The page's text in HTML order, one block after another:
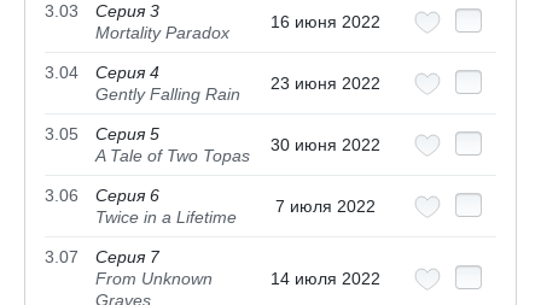
3.03
Серия 3
Mortality Paradox
16 июня 2022
3.04
Серия 4
Gently Falling Rain
23 июня 2022
3.05
Серия 5
A Tale of Two Topas
30 июня 2022
3.06
Серия 6
Twice in a Lifetime
7 июля 2022
3.07
Серия 7
From Unknown
Graves
14 июля 2022